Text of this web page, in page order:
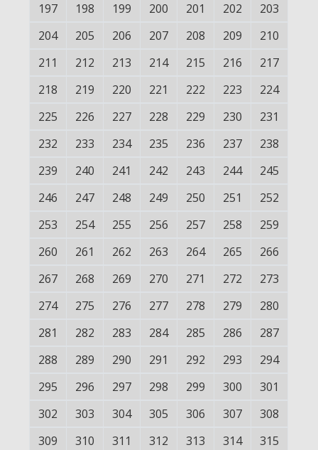
197
198 199 200 201 202
203
204
205 206 207 208 209
210
211
212 213 214 215 216
217
218
219 220 221 222 223
224
225
226 227 228 229 230
231
232
233 234 235 236 237
238
239
240 241 242 243 244
245
246
247 248 249 250 251
252
253
254 255 256 257 258
259
260
261 262 263 264 265
266
267
268 269 270 271 272
273
274
275 276 277 278 279
280
281
282 283 284 285 286
287
288
289 290 291 292 293
294
295
296 297 298 299 300
301
302
303 304 305 306 307
308
309
310 311 312 313 314
315